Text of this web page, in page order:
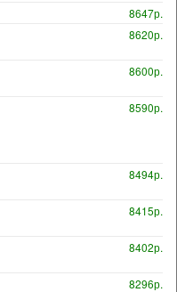
8647р.
8620р.
8600р.
8590р.
8494р.
8415р.
8402р.
8296р.